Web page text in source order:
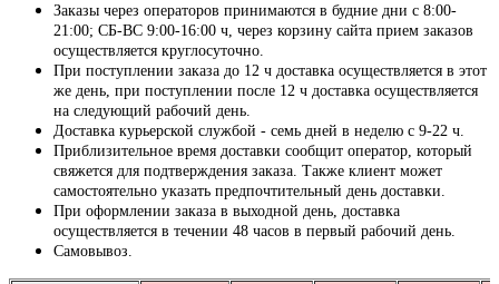
Заказы через операторов принимаются в будние дни с 8:00-
21:00; СБ-ВС 9:00-16:00 ч, через корзину сайта прием заказов
осуществляется круглосуточно.
При поступлении заказа до 12 ч доставка осуществляется в этот
же день, при поступлении после 12 ч доставка осуществляется
на следующий рабочий день.
Доставка курьерской службой - семь дней в неделю с 9-22 ч.
Приблизительное время доставки сообщит оператор, который
свяжется для подтверждения заказа. Также клиент может
самостоятельно указать предпочтительный день доставки.
При оформлении заказа в выходной день, доставка
осуществляется в течении 48 часов в первый рабочий день.
Самовывоз.